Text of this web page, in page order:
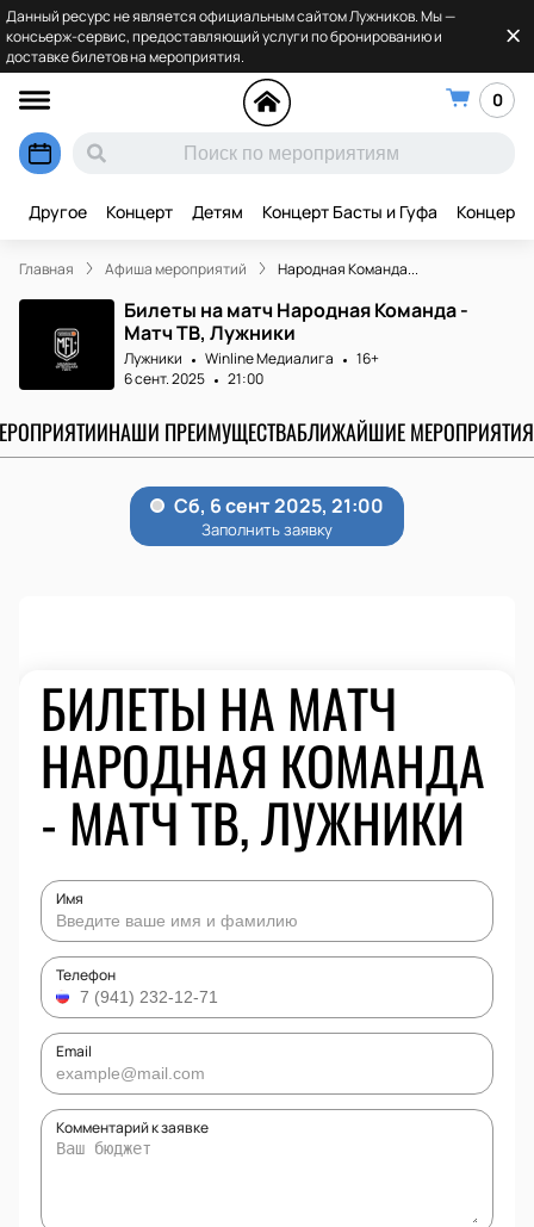
Данный ресурс не является официальным сайтом Лужников. Мы —
консьерж-сервис, предоставляющий услуги по бронированию и
доставке билетов на мероприятия.
0
Другое Концерт Детям Концерт Басты и Гуфа Концерт
Главная Афиша мероприятий Народная Команда...
Билеты на матч Народная Команда -
Матч ТВ, Лужники
Лужники Winline Медиалига
16+
6 сент. 2025
21:00
НАШИ ПРЕИМУЩЕСТВАБЛИЖАЙШИЕ МЕРОПРИЯТИЯ
БИЛЕТЫ НА МАТЧ
НАРОДНАЯ КОМАНДА
- МАТЧ ТВ, ЛУЖНИКИ
Имя
Телефон
Email
Комментарий к заявке